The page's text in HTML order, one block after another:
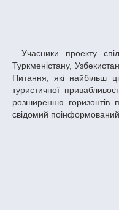
Учасники проекту спілкувалися з іноземними студентами («живими книгами») з Анголи, В’єтнаму, Габону, Гани, Зімбабве, Китаю,
Туркменістану,
Питання, які найбільш
туристичної
розширенню
свідомий